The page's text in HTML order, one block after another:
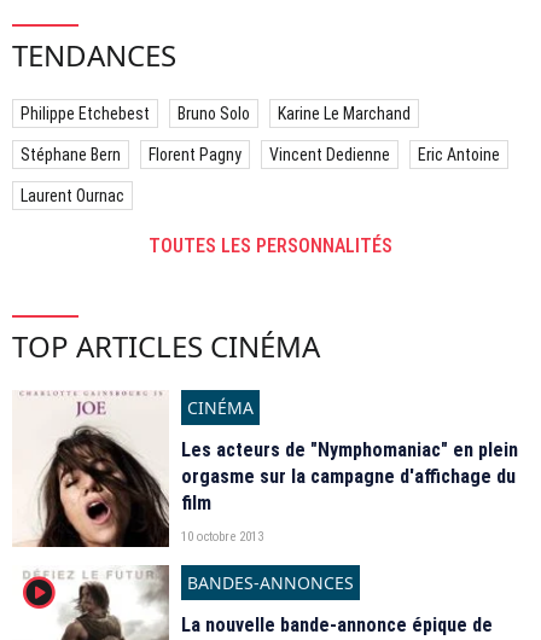
TENDANCES
Philippe Etchebest Bruno Solo Karine Le Marchand
Stéphane Bern Florent Pagny Vincent Dedienne Eric Antoine
Laurent Ournac
TOUTES LES PERSONNALITÉS
TOP ARTICLES CINÉMA
CINÉMA
Les acteurs de "Nymphomaniac" en plein
orgasme sur la campagne d'affichage du
film
10 octobre 2013
player2
BANDES-ANNONCES
La nouvelle bande-annonce épique de